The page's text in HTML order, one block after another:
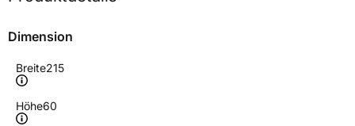
Dimension
Breite215
Höhe60